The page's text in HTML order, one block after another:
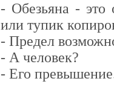
- Обезьяна - это
или тупик
- Предел
- А человек?
- Его